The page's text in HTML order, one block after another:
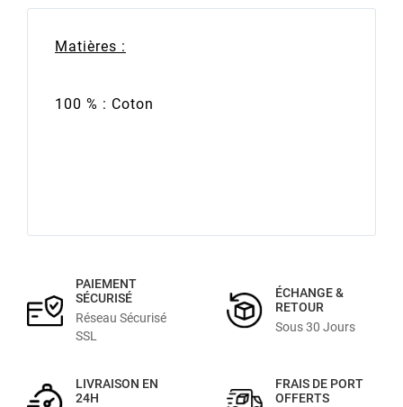
Matières :
100 % : Coton
PAIEMENT
SÉCURISÉ
Réseau Sécurisé
SSL
ÉCHANGE &
RETOUR
Sous 30 Jours
LIVRAISON EN
24H
FRAIS DE PORT
OFFERTS